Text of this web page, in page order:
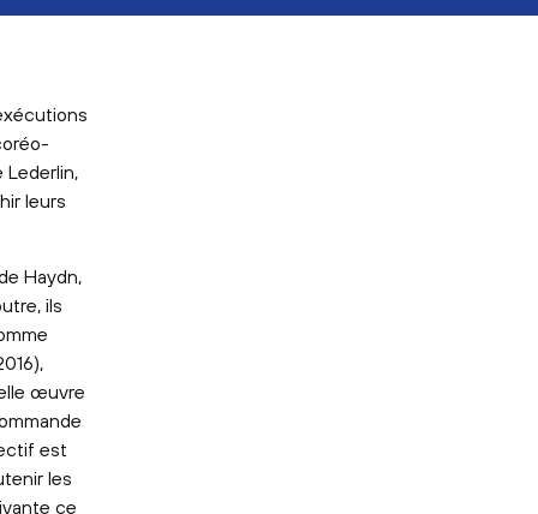
Lederlin,
leurs
Haydn,
ils
œuvre
est
les
ce